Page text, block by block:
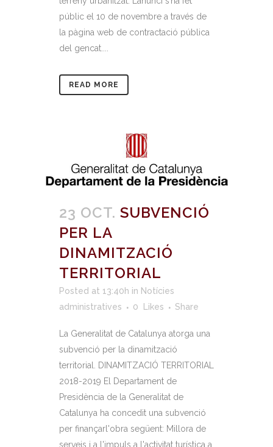
públic el 10 de novembre a través de
la pàgina web de contractació pública
del gencat....
READ MORE
23 OCT. SUBVENCIÓ
PER LA
DINAMITZACIÓ
TERRITORIAL
Posted at 13:40h in Notícies
administratives
0 Likes Share
La Generalitat de Catalunya atorga una
subvenció per la dinamització
territorial. DINAMITZACIÓ TERRITORIAL
2018-2019 El Departament de
Presidència de la Generalitat de
Catalunya ha concedit una subvenció
per finançarl'obra següent: Millora de
serveis i a l'impuls a l'activitat turística a